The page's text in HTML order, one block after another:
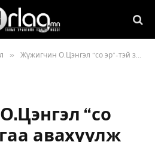
» Жүжигчин О.Цэнгэл “со эр”-тэй зургаа авахуулж ихээхэн шүүмжлүүлэв
“со
авахуулж